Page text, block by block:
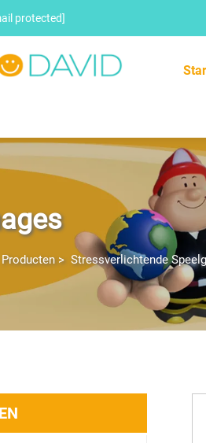
protected]
Producten> Stressverlichtende